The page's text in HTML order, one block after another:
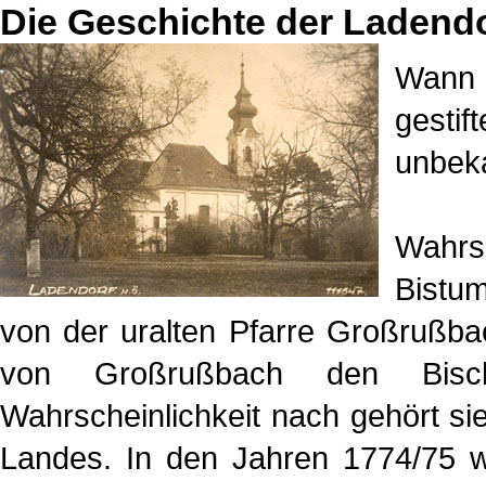
Die Geschichte der
Wann
von der uralten Pfarre
von Großrußbach den
Wahrscheinlichkeit nach gehört
Landes. In den Jahren 1774/75